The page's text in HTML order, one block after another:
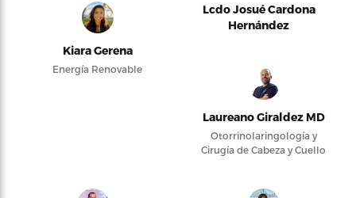
Kiara Gerena
Energía Renovable
Lcdo Josué Cardona
Hernández
Laureano Giraldez MD
Otorrinolaringología y
Cirugía de Cabeza y Cuello